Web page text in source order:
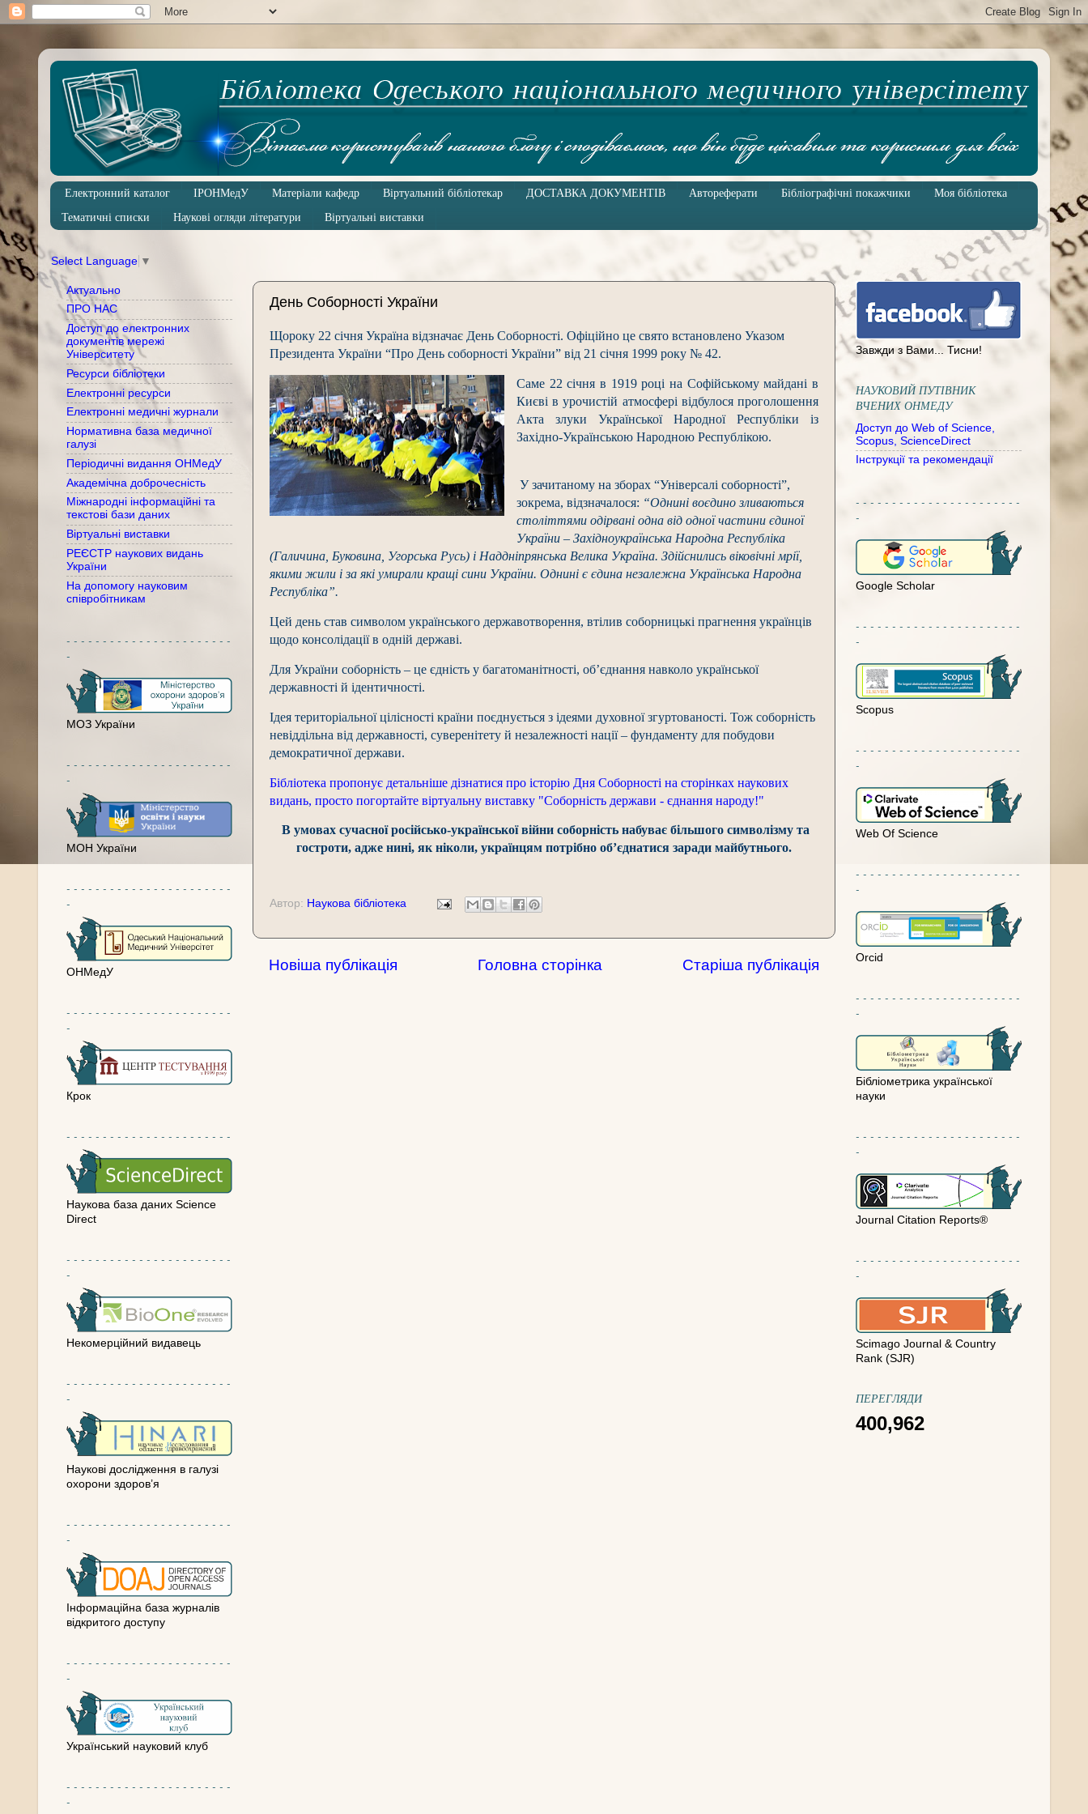
Електронний каталог ІРОНМедУ Матеріали кафедр Віртуальний бібліотекар ДОСТАВКА ДОКУМЕНТІВ Автореферати Бібліографічні покажчики
Моя бібліотека
Тематичні списки
Наукові огляди літератури Віртуальні виставки
Select Language ▼
День Соборності України
Щороку 22 січня Україна відзначає День Соборності. Офіційно це свято встановлено Указом
Президента України “Про День соборності України” від 21 січня 1999 року № 42.
Саме 22 січня в 1919 році на Софійському майдані в
Києві в урочистій атмосфері відбулося проголошення
Акта злуки Української Народної Республіки із
Західно-Українською Народною Республікою.
У зачитаному на зборах “Універсалі соборності”,
зокрема, відзначалося: “Однині воєдино зливаються
століттями одірвані одна від одної частини єдиної
України – Західноукраїнська Народна Республіка
(Галичина, Буковина, Угорська Русь) і Наддніпрянська Велика Україна. Здійснились віковічні мрії,
якими жили і за які умирали кращі сини України. Однині є єдина незалежна Українська Народна
Республіка”.
Цей день став символом українського державотворення, втілив соборницькі прагнення українців
щодо консолідації в одній державі.
Для України соборність – це єдність у багатоманітності, об’єднання навколо української
державності й ідентичності.
Ідея територіальної цілісності країни поєднується з ідеями духовної згуртованості. Тож соборність
невіддільна від державності, суверенітету й незалежності нації – фундаменту для побудови
демократичної держави.
Бібліотека пропонує детальніше дізнатися про історію Дня Соборності на сторінках наукових
видань, просто погортайте віртуальну виставку "Соборність держави - єднання народу!"
В умовах сучасної російсько-української війни соборність набуває більшого символізму та
гостроти, адже нині, як ніколи, українцям потрібно об’єднатися заради майбутнього.
Автор: Наукова бібліотека
Новіша публікація Старіша публікація
Головна сторінка
Актуально
ПРО НАС
Доступ до електронних
документів мережі
Університету
Ресурси бібліотеки
Електронні ресурси
Електронні медичні журнали
Нормативна база медичної
галузі
Періодичні видання ОНМедУ
Академічна доброчесність
Міжнародні інформаційні та
текстові бази даних
Віртуальні виставки
РЕЄСТР наукових видань
України
На допомогу науковим
співробітникам
- - - - - - - - - - - - - - - - - - - - - - -
-
МОЗ України
- - - - - - - - - - - - - - - - - - - - - - -
-
МОН України
- - - - - - - - - - - - - - - - - - - - - - -
-
ОНМедУ
- - - - - - - - - - - - - - - - - - - - - - -
-
Крок
- - - - - - - - - - - - - - - - - - - - - - -
Наукова база даних Science
Direct
- - - - - - - - - - - - - - - - - - - - - - -
-
Некомерційний видавець
- - - - - - - - - - - - - - - - - - - - - - -
-
Наукові дослідження в галузі
охорони здоров’я
- - - - - - - - - - - - - - - - - - - - - - -
-
Інформаційна база журналів
відкритого доступу
- - - - - - - - - - - - - - - - - - - - - - -
-
Український науковий клуб
- - - - - - - - - - - - - - - - - - - - - - -
-
Завжди з Вами... Тисни!
НАУКОВИЙ ПУТІВНИК
ВЧЕНИХ ОНМЕДУ
Доступ до Web of Science,
Scopus, ScienceDirect
Інструкції та рекомендації
- - - - - - - - - - - - - - - - - - - - - - -
-
Google Scholar
- - - - - - - - - - - - - - - - - - - - - - -
-
Scopus
- - - - - - - - - - - - - - - - - - - - - - -
-
Web Of Science
- - - - - - - - - - - - - - - - - - - - - - -
-
Orcid
- - - - - - - - - - - - - - - - - - - - - - -
-
Бібліометрика української
науки
- - - - - - - - - - - - - - - - - - - - - - -
-
Journal Citation Reports®
- - - - - - - - - - - - - - - - - - - - - - -
-
Scimago Journal & Country
Rank (SJR)
ПЕРЕГЛЯДИ
400,962